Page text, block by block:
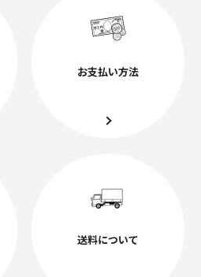
お支払い方法
送料について